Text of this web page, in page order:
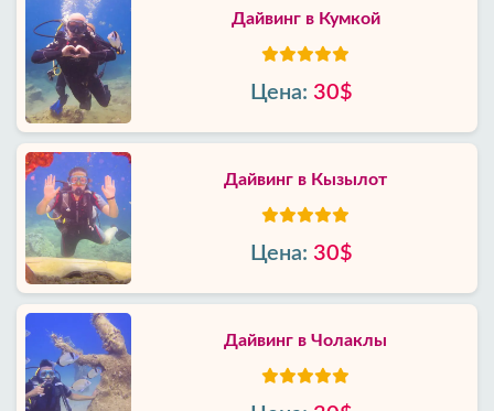
Дайвинг в Кумкой
Цена: 30$
Дайвинг в Кызылот
Цена: 30$
Дайвинг в Чолаклы